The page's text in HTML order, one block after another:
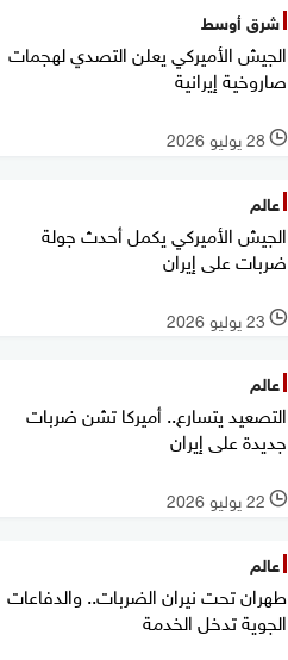
شرق أوسط
الجيش الأميركي يعلن التصدي لهجمات
صاروخية إيرانية
l 28 يوليو 2026
عالم
الجيش الأميركي يكمل أحدث جولة
ضربات على إيران
l 23 يوليو 2026
عالم
التصعيد يتسارع.. أميركا تشن ضربات
جديدة على إيران
l 22 يوليو 2026
عالم
طهران تحت نيران الضربات.. والدفاعات
الجوية تدخل الخدمة